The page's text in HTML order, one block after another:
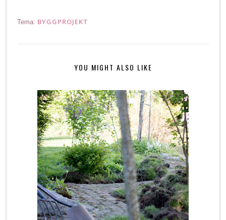
Tema: BYGGPROJEKT
YOU MIGHT ALSO LIKE